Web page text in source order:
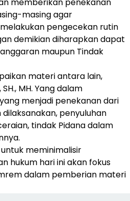
memberikan penekanan
masing agar
pengecekan rutin
demikian diharapkan dapat
maupun Tindak
materi antara lain,
MH. Yang dalam
menjadi penekanan dari
penyuluhan
tindak Pidana dalam
meminimalisir
hukum hari ini akan fokus
dalam pemberian materi